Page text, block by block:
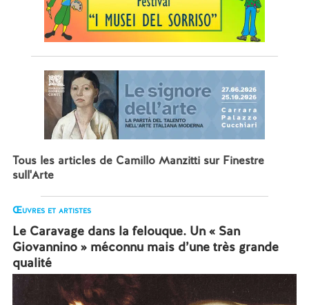
Tous les articles de Camillo Manzitti sur Finestre
sull'Arte
Œuvres et artistes
Le Caravage dans la felouque. Un « San
Giovannino » méconnu mais d’une très grande
qualité